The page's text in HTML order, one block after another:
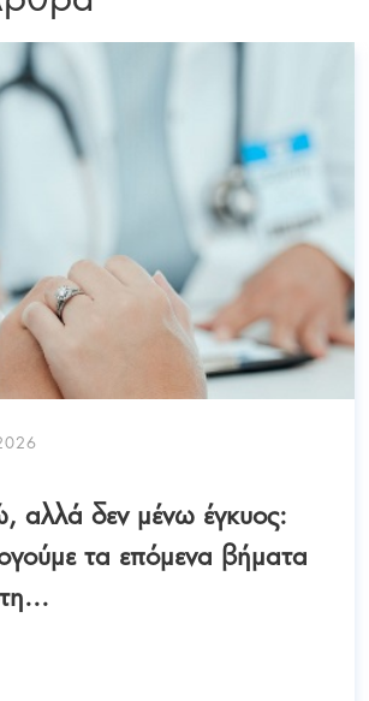
δεν μένω έγκυος:
τα επόμενα βήματα